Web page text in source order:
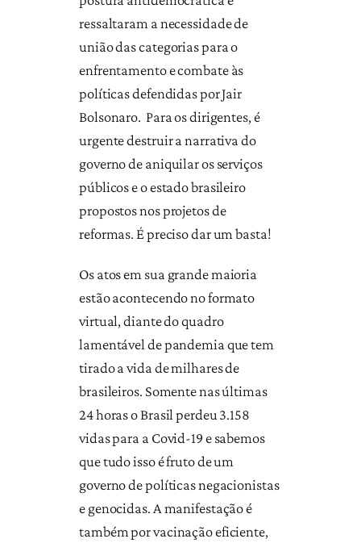
ressaltaram a necessidade de
união das categorias para o
enfrentamento e combate às
políticas defendidas por Jair
Bolsonaro. Para os dirigentes, é
urgente destruir a narrativa do
governo de aniquilar os serviços
públicos e o estado brasileiro
propostos nos projetos de
reformas. É preciso dar um basta!
Os atos em sua grande maioria
estão acontecendo no formato
virtual, diante do quadro
lamentável de pandemia que tem
tirado a vida de milhares de
brasileiros. Somente nas últimas
24 horas o Brasil perdeu 3.158
vidas para a Covid-19 e sabemos
que tudo isso é fruto de um
governo de políticas negacionistas
e genocidas. A manifestação é
também por vacinação eficiente,